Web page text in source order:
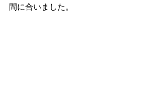
間に合いました。